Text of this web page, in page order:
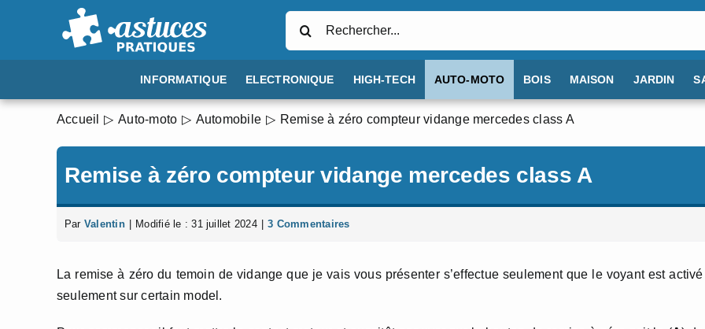
INFORMATIQUE ELECTRONIQUE HIGH-TECH AUTO-MOTO BOIS MAISON JARDIN
Accueil Auto-moto Automobile Remise à zéro compteur vidange mercedes class A
Remise à zéro compteur vidange mercedes class A
Par Valentin Modifié le : 31 juillet 2024 3 Commentaires
La remise à zéro du temoin de vidange que je vais vous présenter s’effectue seulement que le voyant est
seulement sur certain model.